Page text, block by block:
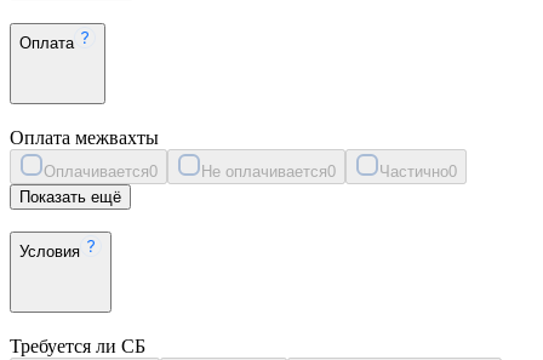
Оплата
Оплата межвахты
Оплачивается0 Не оплачивается0 Частично0
Показать ещё
Условия
Требуется ли СБ